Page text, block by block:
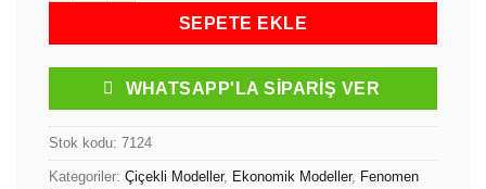
SEPETE EKLE
WHATSAPP'LA SIPARIŞ VER
Stok kodu: 7124
Kategoriler: Çiçekli Modeller, Ekonomik Modeller, Fenomen